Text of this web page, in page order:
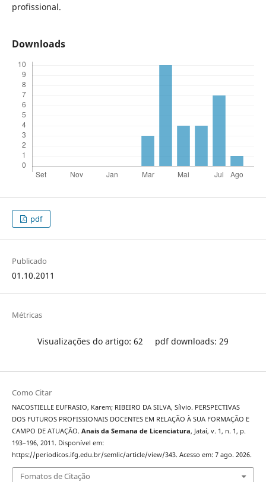
profissional.
Downloads
pdf
Publicado
01.10.2011
Métricas
Visualizações do artigo: 62 pdf downloads: 29
Como Citar
NACOSTIELLE EUFRASIO, Karem; RIBEIRO DA SILVA, Sílvio. PERSPECTIVAS
DOS FUTUROS PROFISSIONAIS DOCENTES EM RELAÇÃO À SUA FORMAÇÃO E
CAMPO DE ATUAÇÃO. Anais da Semana de Licenciatura, Jataí, v. 1, n. 1, p.
193–196, 2011. Disponível em:
https://periodicos.ifg.edu.br/semlic/article/view/343. Acesso em: 7 ago. 2026.
Fomatos de Citação